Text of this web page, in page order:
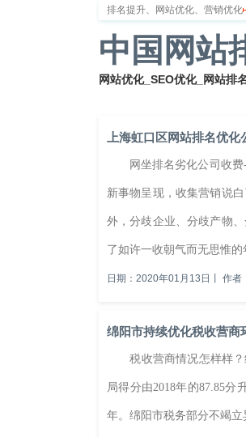
排名提升、网站优化、营销优化
中国网站
网站优化_SEO优化_网站排
上海虹口区网站排名优
网坐排名劣化公司收费-
新事物呈现，收集营销说
外，分歧企业、分歧产物
了如许一收朝气而无思惟
日期：2020年01月13日 作者
绵阳市持续优化税收营
税收营商情况怎样样？
局得分由2018年的87.85
年。绵阳市税务部分不竭立